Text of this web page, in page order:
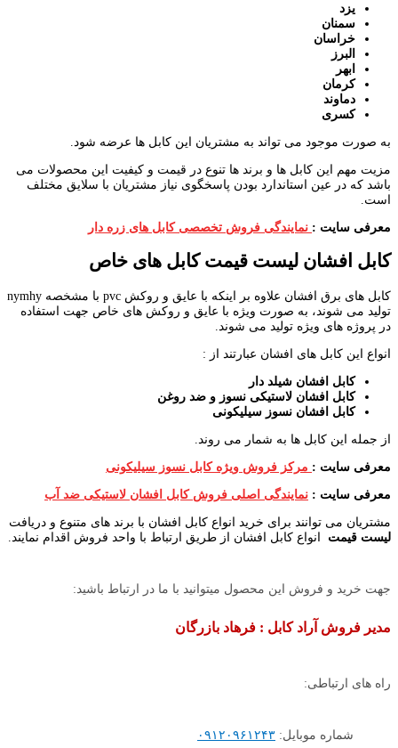
یزد
سمنان
خراسان
البرز
ابهر
کرمان
دماوند
کسری
به صورت موجود می تواند به مشتریان این کابل ها عرضه شود.
مزیت مهم این کابل ها و برند ها تنوع در قیمت و کیفیت این محصولات می
باشد که در عین استاندارد بودن پاسخگوی نیاز مشتریان با سلایق مختلف
است.
معرفی سایت : نمایندگی فروش تخصصی کابل های زره دار
کابل افشان لیست قیمت کابل های خاص
کابل های برق افشان علاوه بر اینکه با عایق و روکش pvc با مشخصه nymhy
تولید می شوند، به صورت ویژه با عایق و روکش های خاص جهت استفاده
در پروژه های ویژه تولید می شوند.
انواع این کابل های افشان عبارتند از :
کابل افشان شیلد دار
کابل افشان لاستیکی نسوز و ضد روغن
کابل افشان نسوز سیلیکونی
از جمله این کابل ها به شمار می روند.
معرفی سایت : مرکز فروش ویژه کابل نسوز سیلیکونی
معرفی سایت : نمایندگی اصلی فروش کابل افشان لاستیکی ضد آب
مشتریان می توانند برای خرید انواع کابل افشان با برند های متنوع و دریافت
لیست قیمت
انواع کابل افشان از طریق ارتباط با واحد فروش اقدام نمایند.
جهت خرید و فروش این محصول میتوانید با ما در ارتباط باشید:
مدیر فروش آراد کابل : فرهاد بازرگان
راه های ارتباطی:
شماره موبایل: ۰۹۱۲۰۹۶۱۲۴۳